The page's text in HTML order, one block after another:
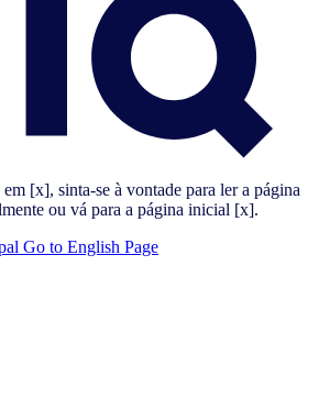
[x], sinta-se à vontade para ler a página
ou vá para a página inicial [x].
Go to English Page